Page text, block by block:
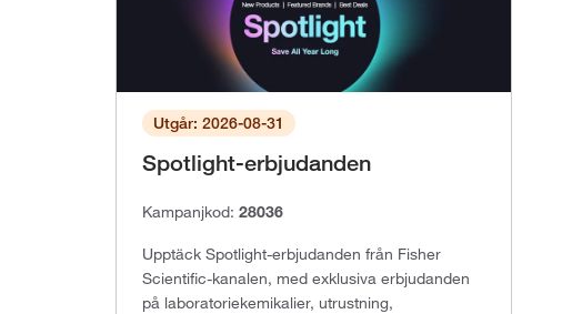
Utgår: 2026-08-31
Spotlight-erbjudanden
Kampanjkod: 28036
Upptäck Spotlight-erbjudanden från Fisher
Scientific-kanalen, med exklusiva erbjudanden
på laboratoriekemikalier, utrustning,